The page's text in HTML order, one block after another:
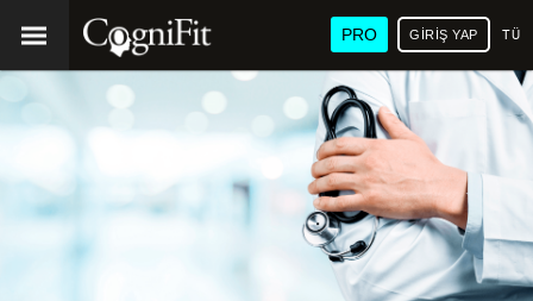
PRO GIRIŞ YAP